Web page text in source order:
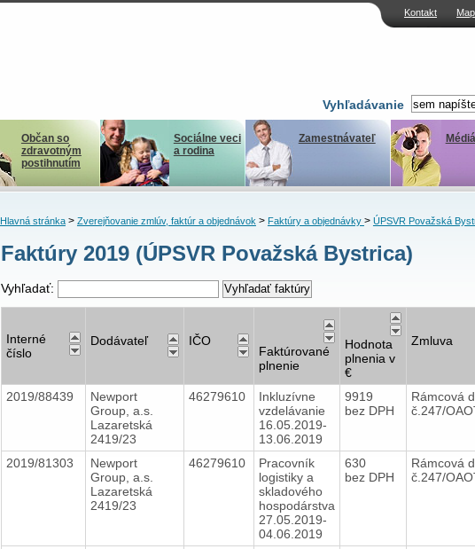
Kontakt
Vyhľadávanie
Občan so
zdravotným
postihnutím
Sociálne veci
a rodina
Zamestnávateľ Médiá
Hlavná stránka> Zverejňovanie zmlúv, faktúr a objednávok> Faktúry a objednávky > ÚPSVR Považská
Faktúry 2019 (ÚPSVR Považská Bystrica)
Vyhľadať:
Interné
číslo
Dodávateľ IČO
Faktúrované
plnenie
Hodnota
plnenia v
€
Zmluva
2019/88439
Newport
Group, a.s.
Lazaretská
2419/23
46279610
Inkluzívne
vzdelávanie
16.05.2019-
13.06.2019
9919
bez DPH
Rámcová
č.247/
2019/81303
Newport
Group, a.s.
Lazaretská
2419/23
46279610
Pracovník
logistiky a
skladového
hospodárstva
27.05.2019-
04.06.2019
630
bez DPH
Rámcová
č.247/